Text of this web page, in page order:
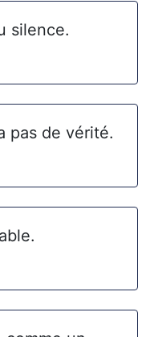
silence.
pas de vérité.